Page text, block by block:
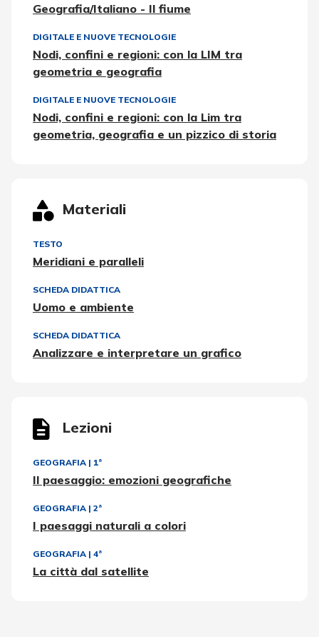
Geografia/Italiano - Il fiume
DIGITALE E NUOVE TECNOLOGIE
Nodi, confini e regioni: con la LIM tra
geometria e geografia
DIGITALE E NUOVE TECNOLOGIE
Nodi, confini e regioni: con la Lim tra
geometria, geografia e un pizzico di storia
Materiali
TESTO
Meridiani e paralleli
SCHEDA DIDATTICA
Uomo e ambiente
SCHEDA DIDATTICA
Analizzare e interpretare un grafico
Lezioni
GEOGRAFIA | 1ª
Il paesaggio: emozioni geografiche
GEOGRAFIA | 2ª
I paesaggi naturali a colori
GEOGRAFIA | 4ª
La città dal satellite